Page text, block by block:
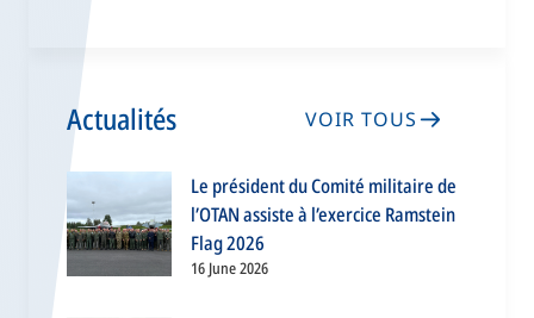
Actualités VOIR TOUS
Le président du Comité militaire de
l’OTAN assiste à l’exercice Ramstein
Flag 2026
16 June 2026